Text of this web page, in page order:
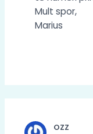
Mult spor,
Marius
OZZ